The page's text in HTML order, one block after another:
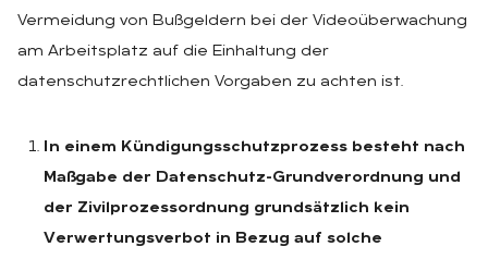
Vermeidung von Bußgeldern bei der Videoüberwachung
am Arbeitsplatz auf die Einhaltung der
datenschutzrechtlichen Vorgaben zu achten ist.
In einem Kündigungsschutzprozess besteht nach
Maßgabe der Datenschutz-Grundverordnung und
der Zivilprozessordnung grundsätzlich kein
Verwertungsverbot in Bezug auf solche